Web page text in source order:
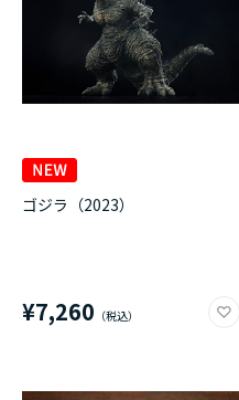
ゴジラ（2023）
¥7,260